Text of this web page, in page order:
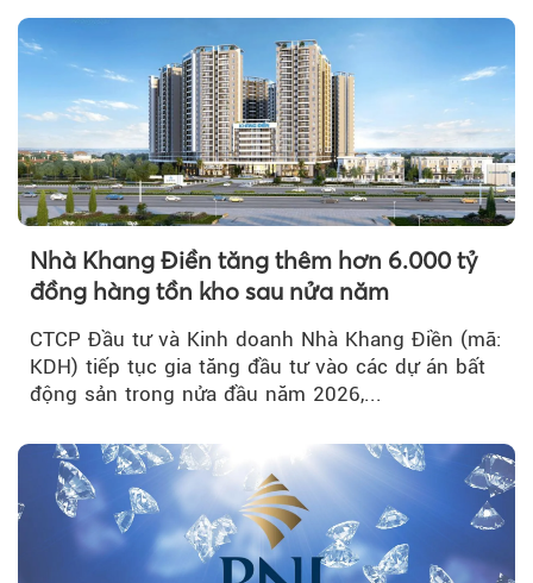
Nhà Khang Điền tăng thêm hơn 6.000 tỷ
đồng hàng tồn kho sau nửa năm
CTCP Đầu tư và Kinh doanh Nhà Khang Điền (mã:
KDH) tiếp tục gia tăng đầu tư vào các dự án bất
động sản trong nửa đầu năm 2026,...